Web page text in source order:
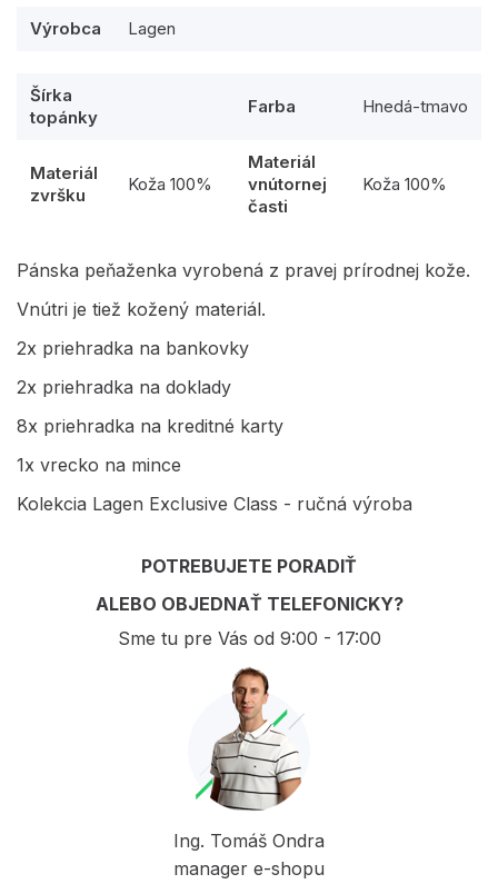
Výrobca Lagen
Šírka
topánky
Farba Hnedá-tmavo
Materiál
zvršku
Koža 100%
Materiál
vnútornej
časti
Koža 100%
Pánska peňaženka vyrobená z pravej prírodnej kože.
Vnútri je tiež kožený materiál.
2x priehradka na bankovky
2x priehradka na doklady
8x priehradka na kreditné karty
1x vrecko na mince
Kolekcia Lagen Exclusive Class - ručná výroba
POTREBUJETE PORADIŤ
ALEBO OBJEDNAŤ TELEFONICKY?
Sme tu pre Vás od 9:00 - 17:00
Ing. Tomáš Ondra
manager e-shopu